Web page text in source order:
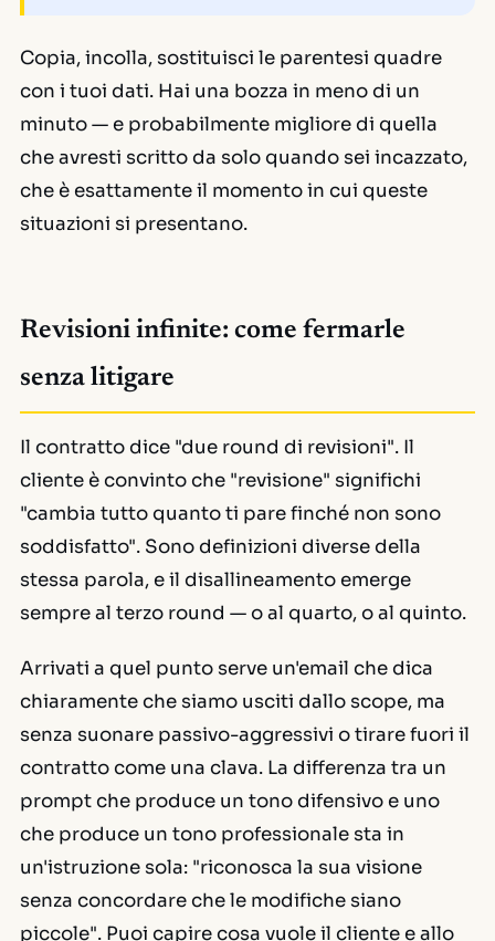
Copia, incolla, sostituisci le parentesi quadre
con i tuoi dati. Hai una bozza in meno di un
minuto — e probabilmente migliore di quella
che avresti scritto da solo quando sei incazzato,
che è esattamente il momento in cui queste
situazioni si presentano.
Revisioni infinite: come fermarle
senza litigare
Il contratto dice "due round di revisioni". Il
cliente è convinto che "revisione" significhi
"cambia tutto quanto ti pare finché non sono
soddisfatto". Sono definizioni diverse della
stessa parola, e il disallineamento emerge
sempre al terzo round — o al quarto, o al quinto.
Arrivati a quel punto serve un'email che dica
chiaramente che siamo usciti dallo scope, ma
senza suonare passivo-aggressivi o tirare fuori il
contratto come una clava. La differenza tra un
prompt che produce un tono difensivo e uno
che produce un tono professionale sta in
un'istruzione sola: "riconosca la sua visione
senza concordare che le modifiche siano
piccole". Puoi capire cosa vuole il cliente e allo